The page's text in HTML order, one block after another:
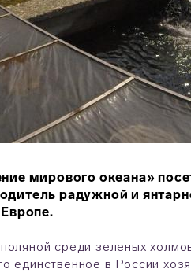
мирового океана»
радужной и
среди зеленых
единственное в России